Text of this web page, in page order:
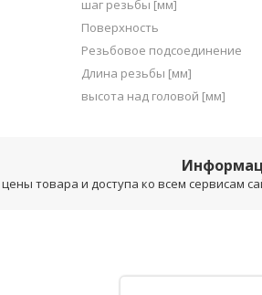
шаг резьбы [мм]
Поверхность
Резьбовое подсоединение
Длина резьбы [мм]
высота над головой [мм]
товара и доступа ко всем сервисам